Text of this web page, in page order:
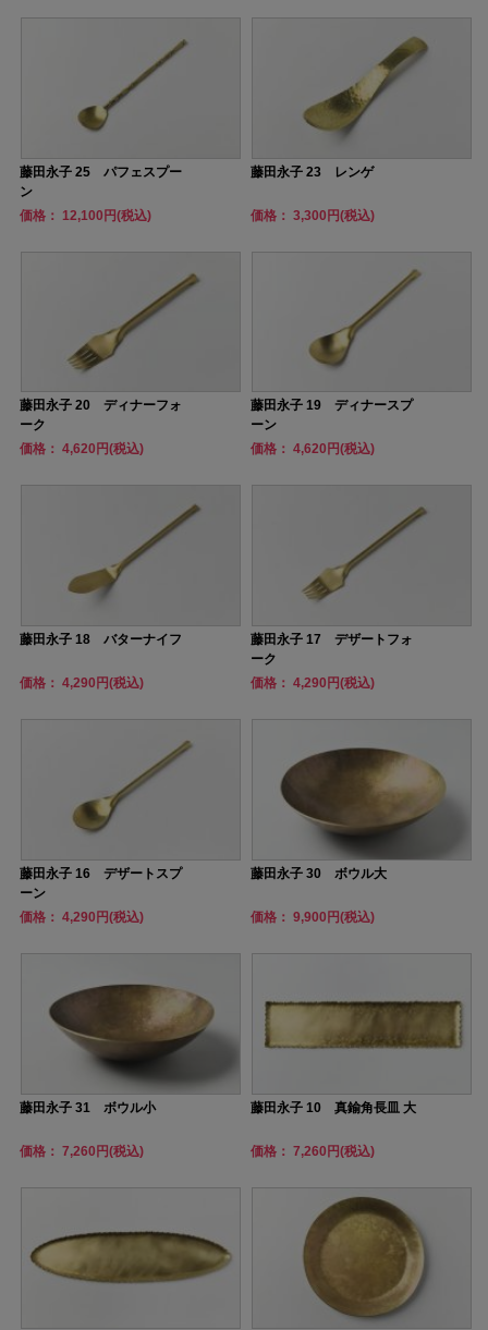
藤田永子 25 パフェスプー
ン
価格： 12,100円(税込)
藤田永子 23 レンゲ
価格： 3,300円(税込)
藤田永子 20 ディナーフォ
ーク
価格： 4,620円(税込)
藤田永子 19 ディナースプ
ーン
価格： 4,620円(税込)
藤田永子 18 バターナイフ
価格： 4,290円(税込)
藤田永子 17 デザートフォ
ーク
価格： 4,290円(税込)
藤田永子 16 デザートスプ
ーン
価格： 4,290円(税込)
藤田永子 30 ボウル大
価格： 9,900円(税込)
藤田永子 31 ボウル小
価格： 7,260円(税込)
藤田永子 10 真鍮角長皿 大
価格： 7,260円(税込)